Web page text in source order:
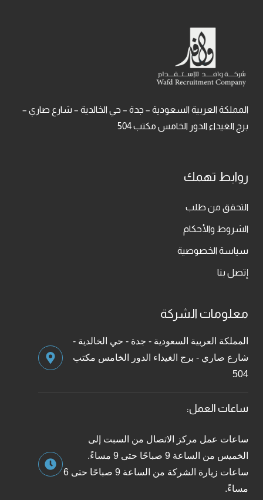
المملكة العربية السعودية – جدة – حي الخالدية – شارع صاري –
برج الغيداء الدور الخامس مكتب 504
روابط تهمك
التحقق من طلب
الشروط والأحكام
سياسة الخصوصية
إتصل بنا
معلومات الشركة
المملكة العربية السعودية - جدة - حي الخالدية -
شارع صاري - برج الغيداء الدور الخامس مكتب
504
ساعات العمل:
ساعات عمل مركز الاتصال من السبت إلى
الخميس من الساعة 9 صباحًا حتى 9 مساءً.
ساعات زيارة الشركة من الساعة 9 صباحًا حتى 6
مساءً.